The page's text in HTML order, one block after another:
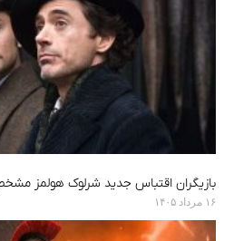
بازیگران اقتباس جدید شرلوک هولمز
۱۶ مرداد ۱۴۰۵